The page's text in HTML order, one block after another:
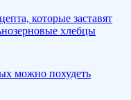
которые заставят
хлебцы
можно похудеть